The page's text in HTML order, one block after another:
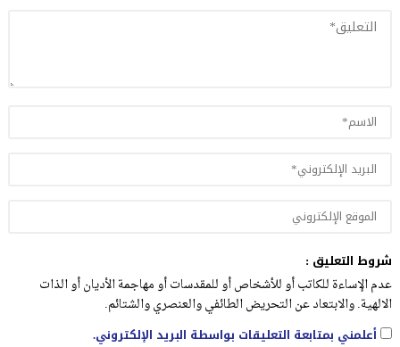
شروط التعليق :
عدم الإساءة للكاتب أو للأشخاص أو للمقدسات أو مهاجمة الأديان أو الذات
الالهية. والابتعاد عن التحريض الطائفي والعنصري والشتائم.
أعلمني بمتابعة التعليقات بواسطة البريد الإلكتروني.